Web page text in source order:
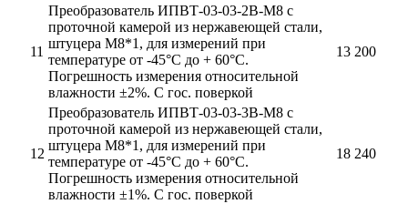
11
Преобразователь ИПВТ-03-03-2В-М8 с
проточной камерой из нержавеющей стали,
штуцера М8*1, для измерений при
температуре от -45°С до + 60°С.
Погрешность измерения относительной
влажности ±2%. С гос. поверкой
13 200
12
Преобразователь ИПВТ-03-03-3В-М8 с
проточной камерой из нержавеющей стали,
штуцера М8*1, для измерений при
температуре от -45°С до + 60°С.
Погрешность измерения относительной
влажности ±1%. С гос. поверкой
18 240